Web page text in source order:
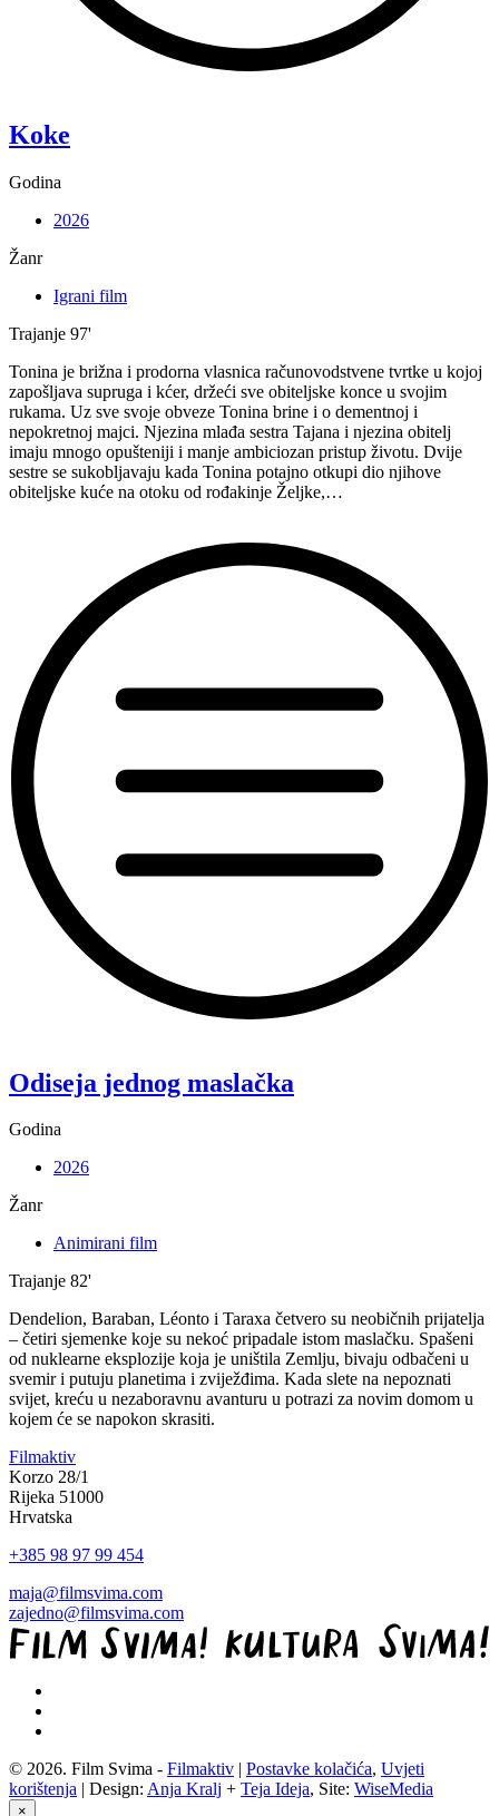
Koke
Godina
2026
Žanr
Igrani film
Trajanje 97'
Tonina je brižna i prodorna vlasnica računovodstvene tvrtke u kojoj
zapošljava supruga i kćer, držeći sve obiteljske konce u svojim
rukama. Uz sve svoje obveze Tonina brine i o dementnoj i
nepokretnoj majci. Njezina mlađa sestra Tajana i njezina obitelj
imaju mnogo opušteniji i manje ambiciozan pristup životu. Dvije
sestre se sukobljavaju kada Tonina potajno otkupi dio njihove
obiteljske kuće na otoku od rođakinje Željke,…
Odiseja jednog maslačka
Godina
2026
Žanr
Animirani film
Trajanje 82'
Dendelion, Baraban, Léonto i Taraxa četvero su neobičnih prijatelja
– četiri sjemenke koje su nekoć pripadale istom maslačku. Spašeni
od nuklearne eksplozije koja je uništila Zemlju, bivaju odbačeni u
svemir i putuju planetima i zviježđima. Kada slete na nepoznati
svijet, kreću u nezaboravnu avanturu u potrazi za novim domom u
kojem će se napokon skrasiti.
Filmaktiv
Korzo 28/1
Rijeka 51000
Hrvatska
+385 98 97 99 454
maja@filmsvima.com
zajedno@filmsvima.com
© 2026. Film Svima - Filmaktiv | Postavke kolačića, Uvjeti
korištenja | Design: Anja Kralj + Teja Ideja, Site: WiseMedia
×